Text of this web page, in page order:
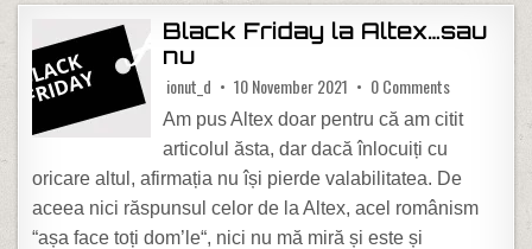
Black Friday la Altex…sau
nu
ionut_d 10 November 2021 0 Commentson Black
Am pus Altex doar pentru că am citit
articolul ăsta, dar dacă înlocuiți cu
oricare altul, afirmația nu își pierde valabilitatea. De
aceea nici răspunsul celor de la Altex, acel românism
“așa face toți dom’le“, nici nu mă miră și este și